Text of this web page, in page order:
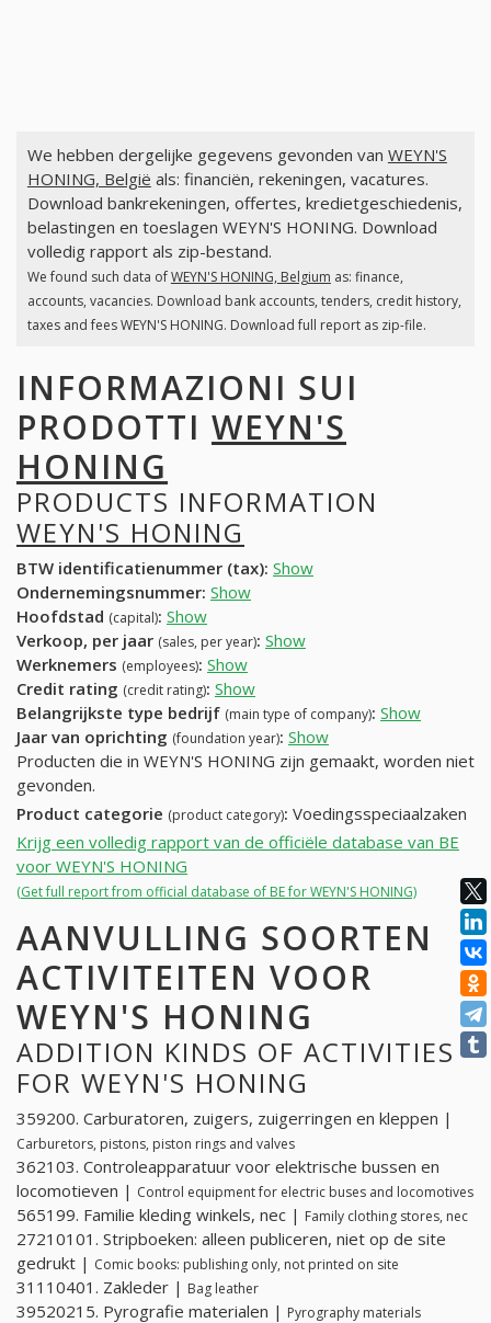
We hebben dergelijke gegevens gevonden van WEYN'S
HONING, België als: financiën, rekeningen, vacatures.
Download bankrekeningen, offertes, kredietgeschiedenis,
belastingen en toeslagen WEYN'S HONING. Download
volledig rapport als zip-bestand.
We found such data ofWEYN'S HONING, Belgium as: finance,
accounts, vacancies. Download bank accounts, tenders, credit history,
taxes and fees WEYN'S HONING. Download full report as zip-file.
INFORMAZIONI SUI
PRODOTTI WEYN'S
HONING
PRODUCTS INFORMATION
WEYN'S HONING
BTW identificatienummer (tax): Show
Ondernemingsnummer: Show
Hoofdstad (capital): Show
Verkoop, per jaar (sales, per year): Show
Werknemers (employees): Show
Credit rating (credit rating): Show
Belangrijkste type bedrijf (main type of company): Show
Jaar van oprichting (foundation year): Show
Producten die in WEYN'S HONING zijn gemaakt, worden niet
gevonden.
Product categorie (product category): Voedingsspeciaalzaken
Krijg een volledig rapport van de officiële database van BE
voor WEYN'S HONING
(Get full report from official database of BE for WEYN'S HONING)
AANVULLING SOORTEN
ACTIVITEITEN VOOR
WEYN'S HONING
ADDITION KINDS OF ACTIVITIES
FOR WEYN'S HONING
359200. Carburatoren, zuigers, zuigerringen en kleppen |
Carburetors, pistons, piston rings and valves
362103. Controleapparatuur voor elektrische bussen en
locomotieven | Control equipment for electric buses and locomotives
565199. Familie kleding winkels, nec | Family clothing stores, nec
27210101. Stripboeken: alleen publiceren, niet op de site
gedrukt | Comic books: publishing only, not printed on site
31110401. Zakleder | Bag leather
39520215. Pyrografie materialen | Pyrography materials